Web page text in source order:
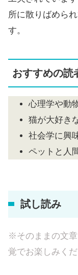
所に散りばめら
す。
おすすめの読
心理学や動
猫が大好き
社会学に興
ペットと人
試し読み
※そのままの文
覚でお楽しみくだ